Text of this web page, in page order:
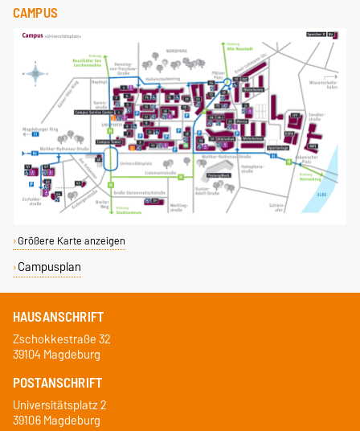
CAMPUS
Größere Karte anzeigen
Campusplan
HAUSANSCHRIFT
Zschokkestraße 32
39104 Magdeburg
POSTANSCHRIFT
Universitätsplatz 2
39106 Magdeburg